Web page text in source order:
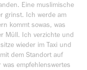
Eine muslimische
grinst. Ich werde am
kommt sowas, was
Müll. Ich verzichte und
wieder im Taxi und
dem Standort auf
empfehlenswertes